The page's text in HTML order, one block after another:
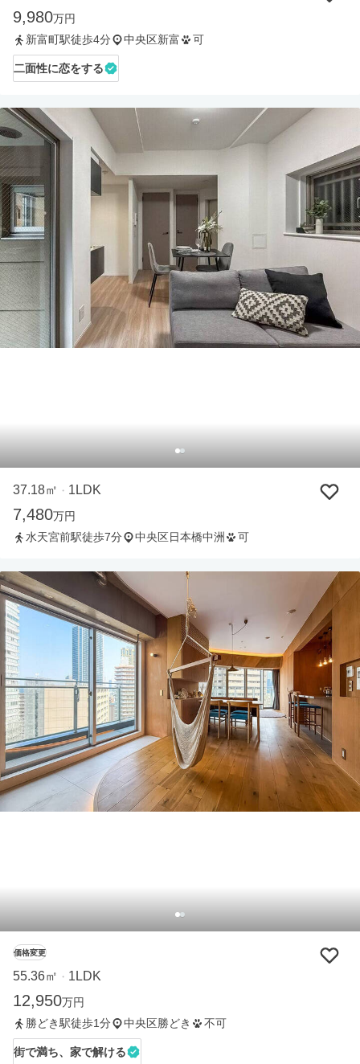
9,980万円
新富町駅徒歩4分
中央区新富 可
二面性に恋をする
37.18㎡ ・ 1LDK
7,480万円
水天宮前駅徒歩7分
中央区日本橋中洲 可
価格変更
55.36㎡ ・ 1LDK
12,950万円
勝どき駅徒歩1分
中央区勝どき 不可
街で満ち、家で解ける